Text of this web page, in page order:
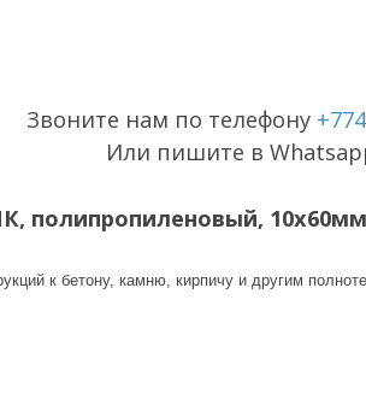
Звоните нам по телефону
Или пишите в
10х60мм,
к бетону, камню, кирпичу и другим